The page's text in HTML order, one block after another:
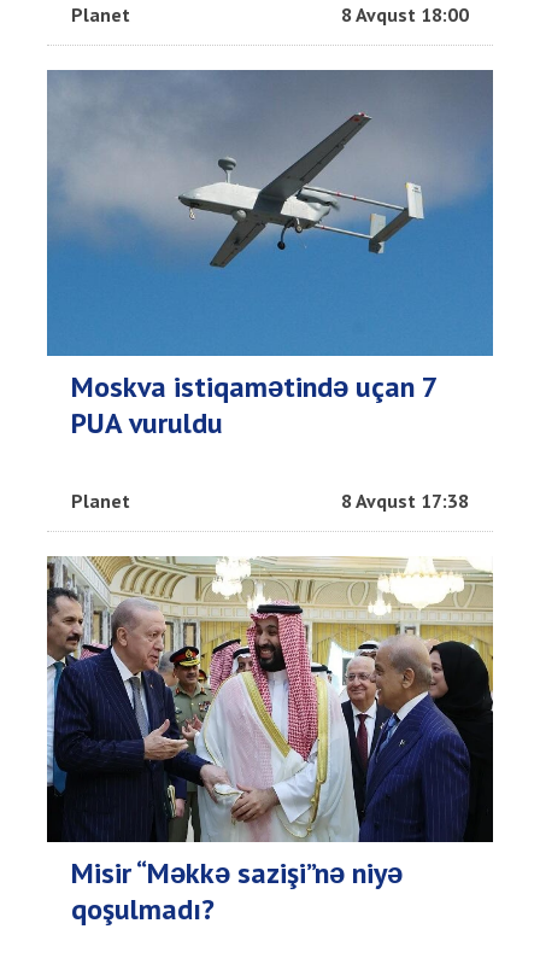
Planet 8 Avqust 18:00
Moskva istiqamətində uçan 7
PUA vuruldu
Planet 8 Avqust 17:38
Misir “Məkkə sazişi”nə niyə
qoşulmadı?